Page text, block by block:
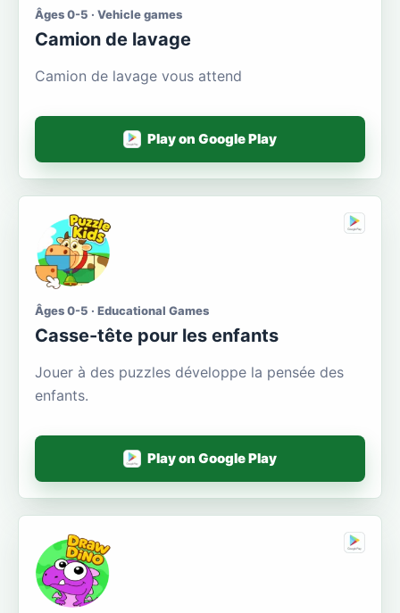
Âges 0-5 · Vehicle games
Camion de lavage
Camion de lavage vous attend
Play on Google Play
Âges 0-5 · Educational Games
Casse-tête pour les enfants
Jouer à des puzzles développe la pensée des
enfants.
Play on Google Play